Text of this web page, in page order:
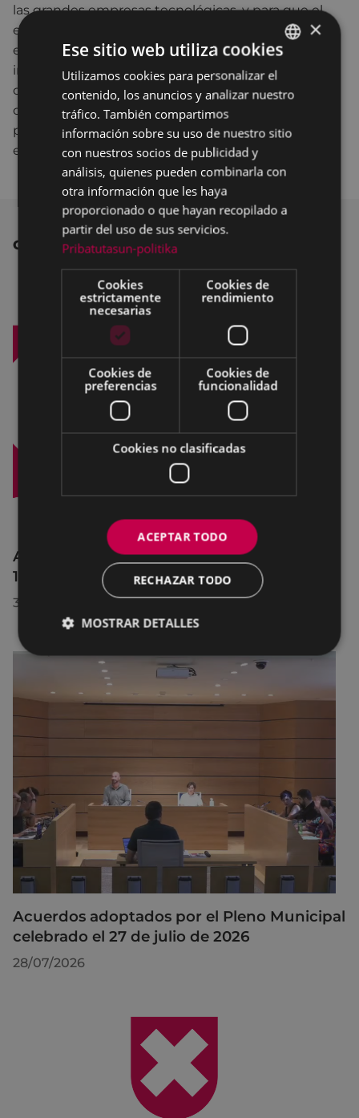
las grandes empresas tecnológicas, y para que el
euskera también tenga su lugar en la tecnología,
está en marcha la iniciativa Common Voice. Es una
iniciativa abierta, sin ánimo de lucro, que se quiere
convertir en colaborativa y ahora masiva. Están
creando una batería de datos de voces abierta y
pública que cualquiera puede utilizar para usarlos
en las aplicaciones que utilicen el idioma.
OTRAS NOTICIAS
Afecciones al tráfico en la calle Egogain del
10 al 23 de agosto, por motivo de obras
30/07/2026
Acuerdos adoptados por el Pleno Municipal
celebrado el 27 de julio de 2026
28/07/2026
BASQUE
SPANISH
×
Ese sitio web utiliza cookies
Utilizamos cookies para personalizar el
contenido, los anuncios y analizar nuestro
tráfico. También compartimos
información sobre su uso de nuestro sitio
con nuestros socios de publicidad y
análisis, quienes pueden combinarla con
otra información que les haya
proporcionado o que hayan recopilado a
partir del uso de sus servicios.
Pribatutasun-politika
Cookies
estrictamente
necesarias
Cookies de
rendimiento
Cookies de
preferencias
Cookies de
funcionalidad
Cookies no clasificadas
ACEPTAR TODO
RECHAZAR TODO
MOSTRAR DETALLES